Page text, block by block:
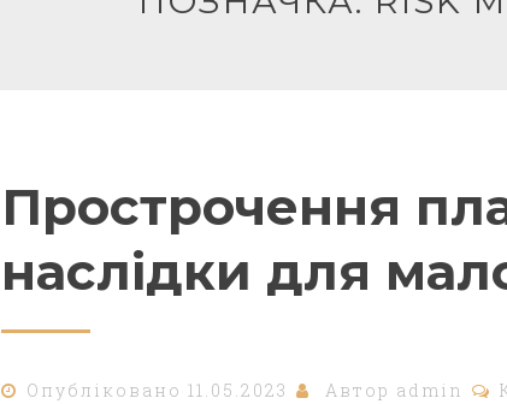
Прострочення
наслідки для
Опубліковано 11.05.2023 Автор admin